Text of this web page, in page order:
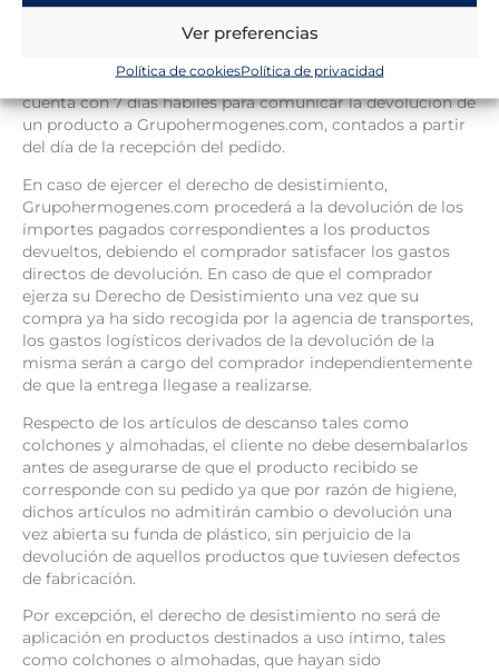
Ver preferencias
Política de cookiesPolítica de privacidad
Ley de Ordenación del comercio minorista, el cliente
cuenta con 7 días hábiles para comunicar la devolución de
un producto a Grupohermogenes.com, contados a partir
del día de la recepción del pedido.
En caso de ejercer el derecho de desistimiento,
Grupohermogenes.com procederá a la devolución de los
importes pagados correspondientes a los productos
devueltos, debiendo el comprador satisfacer los gastos
directos de devolución. En caso de que el comprador
ejerza su Derecho de Desistimiento una vez que su
compra ya ha sido recogida por la agencia de transportes,
los gastos logísticos derivados de la devolución de la
misma serán a cargo del comprador independientemente
de que la entrega llegase a realizarse.
Respecto de los artículos de descanso tales como
colchones y almohadas, el cliente no debe desembalarlos
antes de asegurarse de que el producto recibido se
corresponde con su pedido ya que por razón de higiene,
dichos artículos no admitirán cambio o devolución una
vez abierta su funda de plástico, sin perjuicio de la
devolución de aquellos productos que tuviesen defectos
de fabricación.
Por excepción, el derecho de desistimiento no será de
aplicación en productos destinados a uso íntimo, tales
como colchones o almohadas, que hayan sido